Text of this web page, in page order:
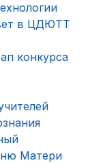
в ЦДЮТТ
конкурса
Матери